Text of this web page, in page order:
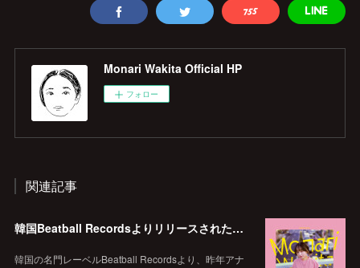
Monari Wakita Official HP
フォロー
関連記事
韓国Beatball Recordsよりリリースされた「WINGSCAPE」（Korean ver.）VIVID SOUNDで、1/28(日)発売決定！
韓国の名門レーベルBeatball Recordsより、昨年アナ